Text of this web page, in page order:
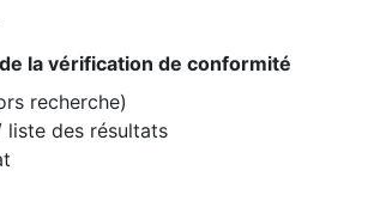
la vérification de conformité
recherche)
liste des résultats